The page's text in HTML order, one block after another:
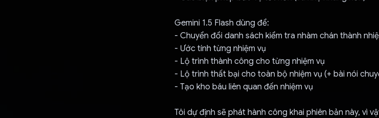
Gemini 1.5 Flash dùng để:
- Chuyển đổi danh sách kiểm tra nhàm chán thành
- Ước tính từng nhiệm vụ
- Lộ trình thành công cho từng nhiệm vụ
- Lộ trình thất bại cho toàn bộ nhiệm vụ (+ bài nói
- Tạo kho báu liên quan đến nhiệm vụ
Tôi dự định sẽ phát hành công khai phiên bản này, vì